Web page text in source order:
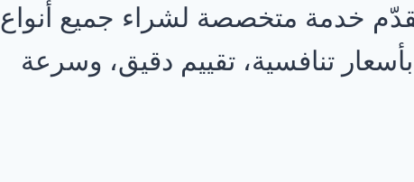
خدمة متخصصة لشراء جميع أنواع
تنافسية، تقييم دقيق، وسرعة